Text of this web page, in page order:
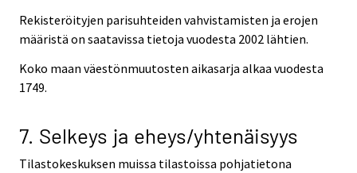
Rekisteröityjen parisuhteiden vahvistamisten ja erojen
määristä on saatavissa tietoja vuodesta 2002 lähtien.
Koko maan väestönmuutosten aikasarja alkaa vuodesta
1749.
7. Selkeys ja eheys/yhtenäisyys
Tilastokeskuksen muissa tilastoissa pohjatietona